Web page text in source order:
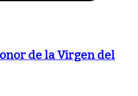
de la Virgen del